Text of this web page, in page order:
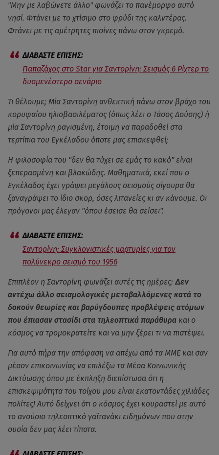
"Μην με λαβώνετε άλλο" φωνάζει το πανέμορφο αυτό
νησί. Φτάνει με το χτίσιμο στο φρύδι της καλντέρας.
Φτάνει με τις αμέτρητες πισίνες πάνω στον γκρεμό.
Παπαζάχος στο Star για Σαντορίνη: Σεισμός 6 Ρίχτερ το
δυσμενέστερο σενάριο
Τι θέλουμε; Μία Σαντορίνη ανθεκτική πάνω στον βράχο του
κορυφαίου ηλιοβασιλέματος (όπως λέει ο Τάσος Δούσης) ή
μία Σαντορίνη ραγισμένη, έτοιμη να παραδοθεί στα
τερτίπια του Εγκέλαδου όποτε μας επισκεφθεί;
Η φιλοσοφία του "δεν θα τύχει σε εμάς το κακό” είναι
ξεπερασμένη και βλακώδης. Μαθηματικά, εκεί που ο
Εγκέλαδος έχει γράψει μεγάλους σεισμούς σίγουρα θα
ξαναγράψει το ίδιο σκορ, όσες λιτανείες κι αν κάνουμε. Οι
πρόγονοι μας έλεγαν "όπου έσεισε θα σείσει".
Σαντορίνη: Συγκλονιστικές μαρτυρίες για τον
πολύνεκρο σεισμό του 1956
Επιπλέον η Σαντορίνη φωνάζει αυτές τις ημέρες:Δεν
αντέχω άλλο σεισμολογικές μεταβαλλόμενες κατά το
δοκούν θεωρίες και βαρύγδουπες προβλέψεις ατόμων
που έπιασαν στασίδι στα τηλεοπτικά παράθυρα και ο
κόσμος να τρομοκρατείτε και να μην ξέρει τι να πιστέψει.
Για αυτό πήρα την απόφαση να απέχω από τα ΜΜΕ και σαν
μέσον επικοινωνίας να επιλέξω τα Μέσα Κοινωνικής
Δικτύωσης όπου με έκπληξη διεπίστωσα ότι η
επισκεψιμότητα του τοίχου μου είναι εκατοντάδες χιλιάδες
πολίτες! Αυτό δείχνει ότι ο κόσμος έχει κουραστεί με αυτό
το ανούσιο τηλεοπτικό γαϊτανάκι ειδημόνων που στην
ουσία δεν μας λέει τίποτα.